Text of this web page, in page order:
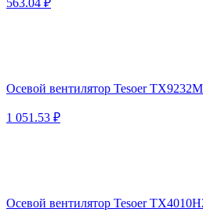
Осевой вентилятор Tesoer
1 051.53 ₽
Осевой вентилятор Tesoer